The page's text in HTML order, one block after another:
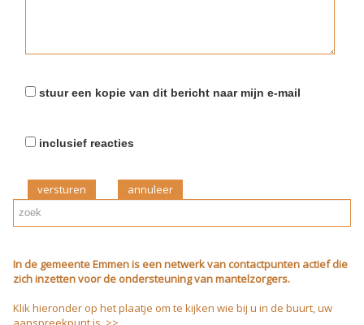
stuur een kopie van dit bericht naar mijn e-mail
inclusief reacties
versturen
In de gemeente Emmen is een netwerk van contactpunten actief die
zich inzetten voor de ondersteuning van mantelzorgers.
Klik hieronder op het plaatje om te kijken wie bij u in de buurt, uw